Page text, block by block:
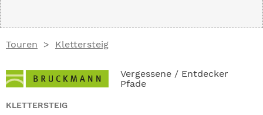
Touren Klettersteig
Vergessene / Entdecker
Pfade
KLETTERSTEIG
ABO